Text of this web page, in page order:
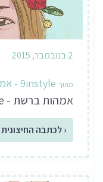
2 בנובמבר, 2015
9instyle - אמהות בסטייל
אמהות ברשת - I'm on leave
‹ לכתבה החיצונית